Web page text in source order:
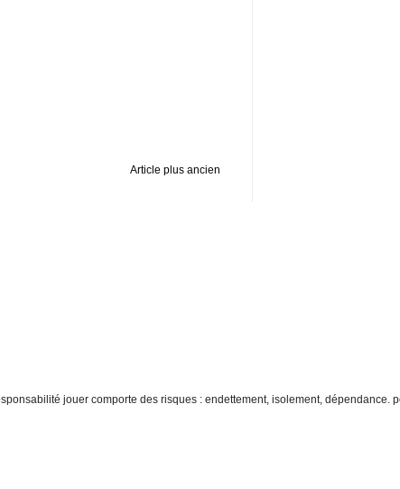
Article plus ancien
jouer comporte des risques : endettement, isolement, dépendance.